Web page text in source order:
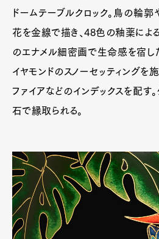
ドームテーブルクロック。鳥の輪郭
花を金線で描き、48色の釉薬によ
のエナメル細密画で生命感を宿し
イヤモンドのスノーセッティングを
ファイアなどのインデックスを配す
石で縁取られる。